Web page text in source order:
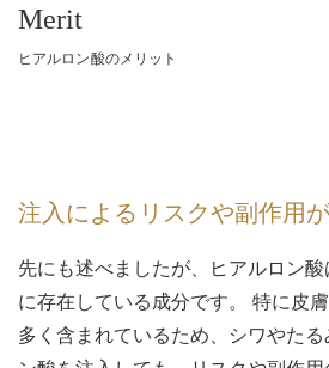
Merit
ヒアルロン酸のメリット
注入によるリスクや副作用
先にも述べましたが、ヒアルロン
に存在している成分です。 特に皮
多く含まれているため、シワやた